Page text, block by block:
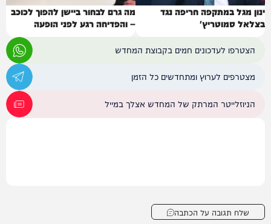
ינון מגל במתקפה חריפה נגד
בצלאל סמוטריץ'
מה גרם לבחור ביישן להפוך לכוכב
– והפדיחה רגע לפני הופעה
הצטרפו לעדכונים חמים בקבוצת המחדש
מצטרפים לערוץ ומתחדשים כל הזמן
הניוזלייטר המרתק של המחדש אצלך במייל
שלח תגובה על הכתבה